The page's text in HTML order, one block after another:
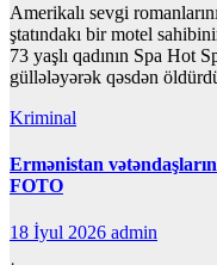
Amerikalı sevgi
ştatındakı bir motel
73 yaşlı qadının Spa Hot
güllələyərək qəsdən
Kriminal
Ermənistan
FOTO
18 İyul 2026 admin